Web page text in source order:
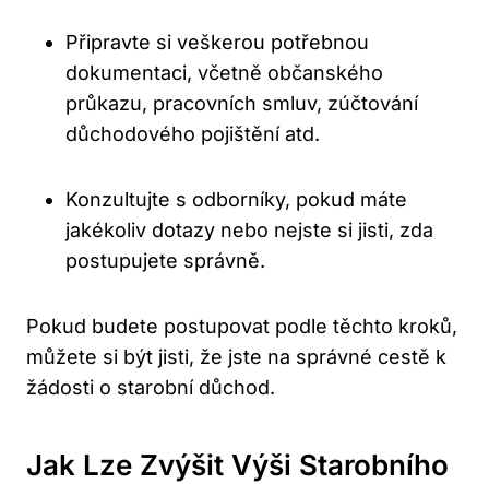
Připravte si veškerou potřebnou
dokumentaci, včetně občanského
průkazu, pracovních smluv, zúčtování
důchodového pojištění atd.
Konzultujte s odborníky, pokud máte
jakékoliv dotazy nebo nejste si jisti, zda
postupujete správně.
Pokud budete postupovat podle těchto kroků,
můžete si být jisti, že jste na správné cestě k
žádosti o starobní důchod.
Jak Lze Zvýšit Výši Starobního